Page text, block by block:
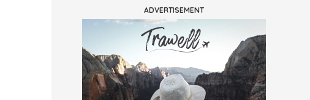
ADVERTISEMENT